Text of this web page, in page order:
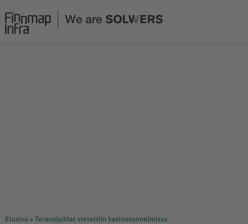
sisältöön
Etusivu » Terassijuhlat vietettiin kasinotunnelmissa